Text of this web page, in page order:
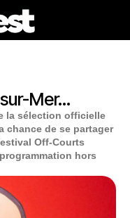
Mer…
la sélection officielle
chance de se partager
Off-Courts
hors